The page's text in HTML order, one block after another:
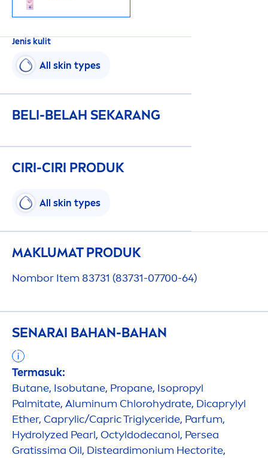
Jenis kulit
All skin types
BELI-BELAH SEKARANG
CIRI-CIRI PRODUK
All skin types
MAKLUMAT PRODUK
Nombor Item 83731 (83731-07700-64)
SENARAI BAHAN-BAHAN
Termasuk:
Butane, Isobutane, Propane, Isopropyl
Palmitate, Aluminum Chlorohydrate, Dicaprylyl
Ether, Caprylic/Capric Triglyceride, Parfum,
Hydrolyzed Pearl, Octyldodecanol, Persea
Gratissima Oil, Disteardimonium Hectorite,